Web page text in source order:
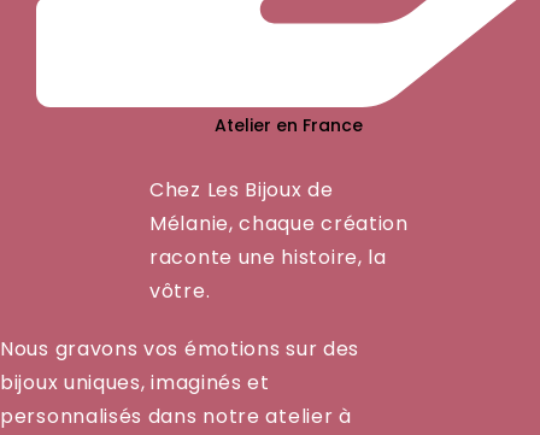
Atelier en France
Chez Les Bijoux de
Mélanie, chaque création
raconte une histoire, la
vôtre.
Nous gravons vos émotions sur des
bijoux uniques, imaginés et
personnalisés dans notre atelier à